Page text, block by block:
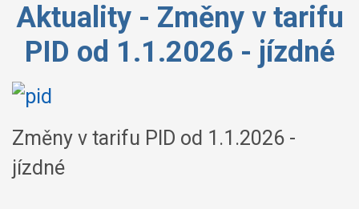
Aktuality - Změny v tarifu
PID od 1.1.2026 - jízdné
Změny v tarifu PID od 1.1.2026 -
jízdné